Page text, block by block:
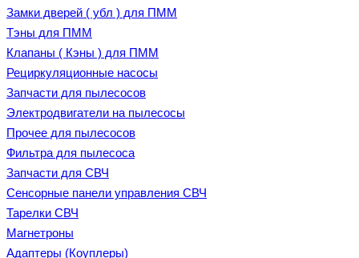
Замки дверей ( убл ) для ПММ
Тэны для ПММ
Клапаны ( Кэны ) для ПММ
Рециркуляционные насосы
Запчасти для пылесосов
Электродвигатели на пылесосы
Прочее для пылесосов
Фильтра для пылесоса
Запчасти для СВЧ
Сенсорные панели управления СВЧ
Тарелки СВЧ
Магнетроны
Адаптеры (Коуплеры)